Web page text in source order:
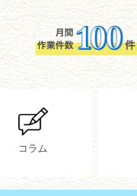
コラム